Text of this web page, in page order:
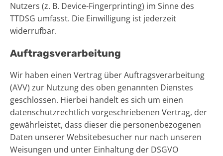
Nutzers (z. B. Device-Fingerprinting) im Sinne des
TTDSG umfasst. Die Einwilligung ist jederzeit
widerrufbar.
Auftragsverarbeitung
Wir haben einen Vertrag über Auftragsverarbeitung
(AVV) zur Nutzung des oben genannten Dienstes
geschlossen. Hierbei handelt es sich um einen
datenschutzrechtlich vorgeschriebenen Vertrag, der
gewährleistet, dass dieser die personenbezogenen
Daten unserer Websitebesucher nur nach unseren
Weisungen und unter Einhaltung der DSGVO